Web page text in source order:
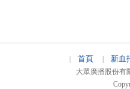
| 首頁| 新血
大眾廣播股份有